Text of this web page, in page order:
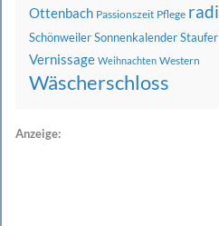
Ottenbach Passionszeit Pflege
SchönweilerSonnenkalenderStaufer
Vernissage Weihnachten Western
Wäscherschloss
Anzeige: